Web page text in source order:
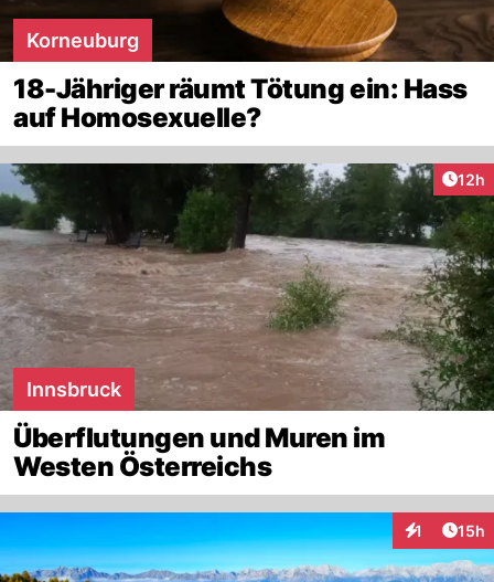
Korneuburg
18-Jähriger räumt Tötung ein: Hass
auf Homosexuelle?
12h
Innsbruck
Überflutungen und Muren im
Westen Österreichs
1 15h